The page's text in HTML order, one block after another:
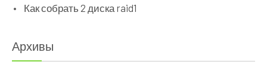
Как собрать 2 диска raid1
Архивы